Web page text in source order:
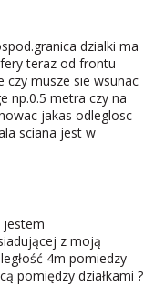
dzialki ma
teraz od frontu
czy musze sie wsunac
np.0.5 metra czy na
jakas odleglosc
sciana jest w
jestem
z moją
4m pomiedzy
pomiędzy działkami ?